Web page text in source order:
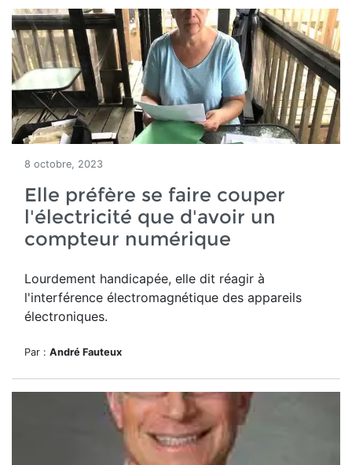
8 octobre, 2023
Elle préfère se faire couper
l'électricité que d'avoir un
compteur numérique
Lourdement handicapée, elle dit réagir à
l'interférence électromagnétique des appareils
électroniques.
Par : André Fauteux